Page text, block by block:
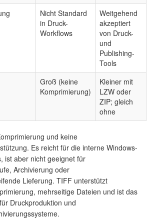
Nicht Standard
in Druck-
Workflows
Weitgehend
akzeptiert
von Druck-
und
Publishing-
Tools
Groß (keine
Komprimierung)
Kleiner mit
LZW oder
ZIP; gleich
ohne
und keine
Es reicht für die interne Windows-
ist aber nicht geeignet für
Archivierung oder
Lieferung. TIFF unterstützt
mehrseitige Dateien und ist das
Druckproduktion und